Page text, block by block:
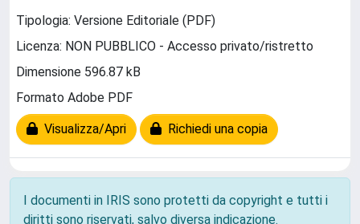
Tipologia: Versione Editoriale (PDF)
Licenza: NON PUBBLICO - Accesso privato/ristretto
Dimensione 596.87 kB
Formato Adobe PDF
Visualizza/Apri Richiedi una copia
I documenti in IRIS sono protetti da copyright e tutti i
diritti sono riservati, salvo diversa indicazione.